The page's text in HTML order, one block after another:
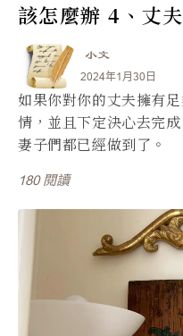
該怎麼辦 4、丈
小文
2024年1月30日
如果你對你的丈夫擁有
情，並且下定決心去完
妻子們都已經做到了。
180 閱讀